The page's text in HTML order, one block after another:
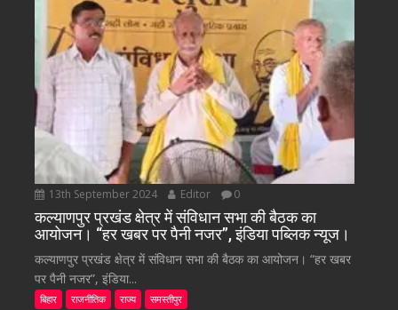
13th September 2024 Editor 0
कल्याणपुर प्रखंड क्षेत्र में संविधान सभा की बैठक का
आयोजन। “हर खबर पर पैनी नजर”, इंडिया पब्लिक न्यूज।
कल्याणपुर प्रखंड क्षेत्र में संविधान सभा की बैठक का आयोजन। “हर खबर
पर पैनी नजर”, इंडिया...
बिहार राजनीतिक राज्य समस्तीपुर